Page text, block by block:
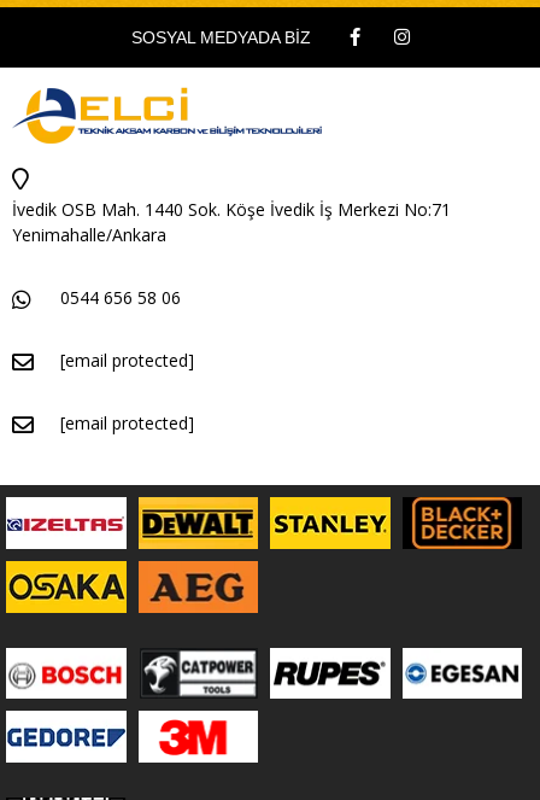
SOSYAL MEDYADA BİZ
İvedik OSB Mah. 1440 Sok. Köşe İvedik İş Merkezi No:71
Yenimahalle/Ankara
0544 656 58 06
[email protected]
[email protected]